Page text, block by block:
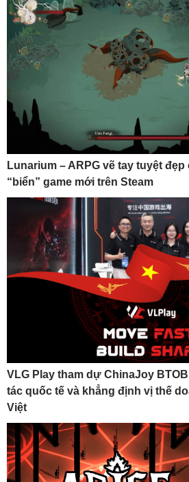
Lunarium – ARPG vẽ tay tuyệt
“biển” game mới trên Steam
VLG Play tham dự ChinaJoy
tác quốc tế và khẳng định vị thế
Việt